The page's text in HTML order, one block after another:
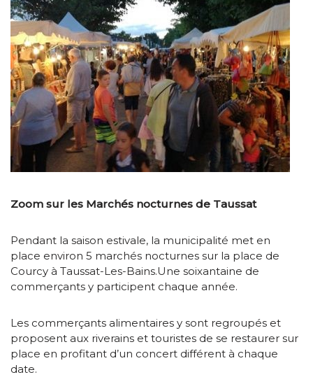
Zoom sur les Marchés nocturnes de Taussat
Pendant la saison estivale, la municipalité met en
place environ 5 marchés nocturnes sur la place de
Courcy à Taussat-Les-Bains.Une soixantaine de
commerçants y participent chaque année.
Les commerçants alimentaires y sont regroupés et
proposent aux riverains et touristes de se restaurer sur
place en profitant d’un concert différent à chaque
date.